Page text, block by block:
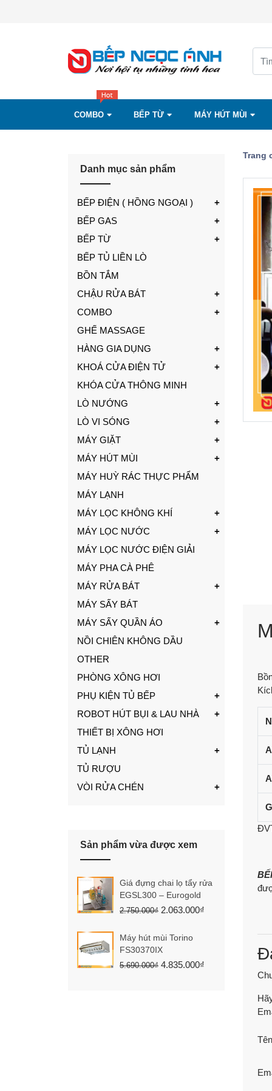
COMBO BẾP TỪ MÁY HÚT MÙI
Danh mục sản phẩm
BẾP ĐIỆN ( HỒNG NGOẠI )
BẾP GAS
BẾP TỪ
BẾP TỦ LIỀN LÒ
BỒN TẮM
CHẬU RỬA BÁT
COMBO
GHẾ MASSAGE
HÀNG GIA DỤNG
KHOÁ CỬA ĐIỆN TỬ
KHÓA CỬA THÔNG MINH
LÒ NƯỚNG
LÒ VI SÓNG
MÁY GIẶT
MÁY HÚT MÙI
MÁY HUỲ RÁC THỰC PHẨM
MÁY LẠNH
MÁY LỌC KHÔNG KHÍ
MÁY LỌC NƯỚC
MÁY LỌC NƯỚC ĐIỆN GIẢI
MÁY PHA CÀ PHÊ
MÁY RỬA BÁT
MÁY SẤY BÁT
MÁY SẤY QUẦN ÁO
NỒI CHIÊN KHÔNG DẦU
OTHER
PHÒNG XÔNG HƠI
PHỤ KIỆN TỦ BẾP
ROBOT HÚT BỤI & LAU NHÀ
THIẾT BỊ XÔNG HƠI
TỦ LẠNH
TỦ RƯỢU
VÒI RỬA CHÉN
Sản phẩm vừa được xem
Giá đựng chai lọ tẩy rửa
EGSL300 – Eurogold
2.750.000₫ 2.063.000₫
Máy hút mùi Torino
FS30370IX
5.690.000₫ 4.835.000₫
Trang
Tên